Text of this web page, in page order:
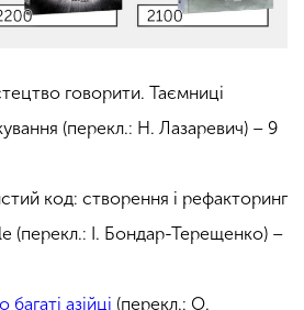
говорити. Таємниці
(перекл.: Н. Лазаревич) – 9
код: створення і рефакторинг
(перекл.: І. Бондар-Терещенко) –
азійці (перекл.: О.